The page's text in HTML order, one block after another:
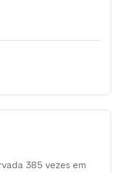
385 vezes em